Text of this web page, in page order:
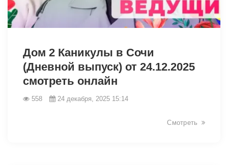
Дом 2 Каникулы в Сочи
(Дневной выпуск) от 24.12.2025
смотреть онлайн
558 24 декабря, 2025 15:14
Смотреть